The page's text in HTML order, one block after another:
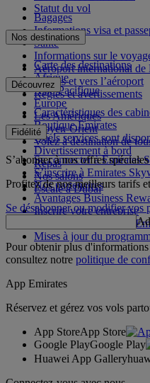
Statut du vol
Bagages
Informations visa et
Santé
Informations sur le
Aéroport international de
Depuis et vers l’aéroport
Règles et avertissements
Nos destinations
Carte des destinations
Afrique
Asie-Pacifique
Europe
Les Amériques
Moyen-Orient
Volez à destination de
Découvrez
Caractéristiques des
Boutique Emirates
Quels services sont
Divertissement à bord
Repas
Nos salons
Escale à Dubai
Fidélité
Se connecter à Emirates
S’inscrire à Emirates
Nos partenaires
Avantages Business
Inscrire votre entreprise
Règles du programme
Mises à jour du
S’abonner à nos offres spéciales
Profitez de nos meilleurs tarifs
Se désabonner ou modifier vos
Pour obtenir plus
consultez notre politique de
App Emirates
Réservez et gérez vos vols
App StoreApp Store
Google PlayGoogle Play
Huawei App Gallery